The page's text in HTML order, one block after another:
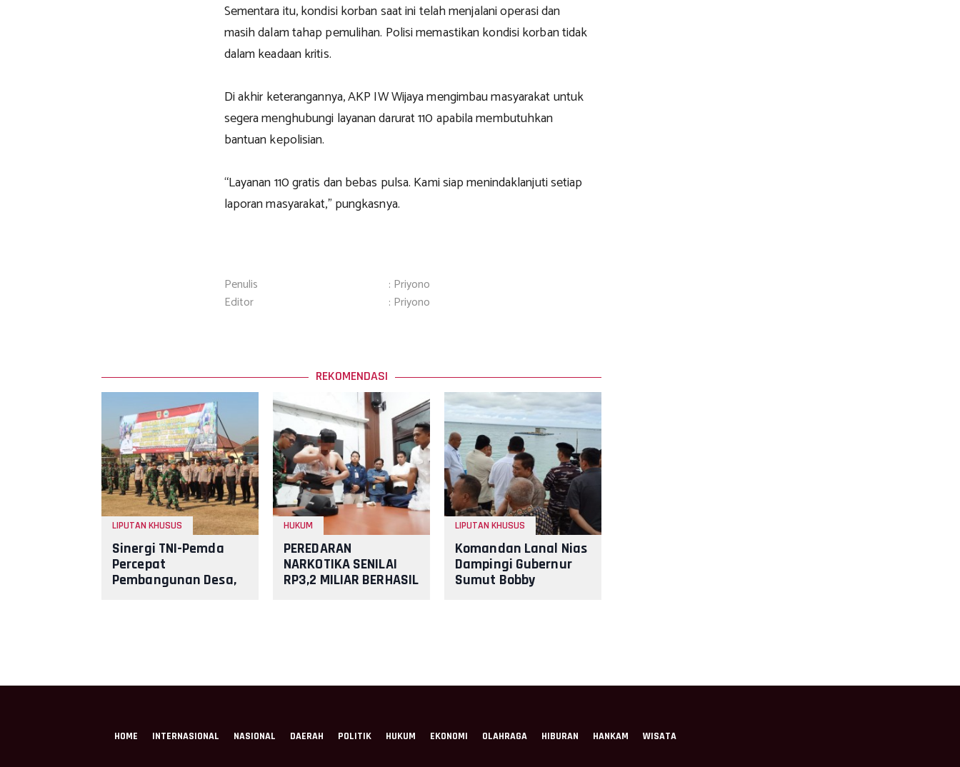
Sementara itu, kondisi korban saat ini telah menjalani operasi dan
masih dalam tahap pemulihan. Polisi memastikan kondisi korban tidak
dalam keadaan kritis.
Di akhir keterangannya, AKP IW Wijaya mengimbau masyarakat untuk
segera menghubungi layanan darurat 110 apabila membutuhkan
bantuan kepolisian.
“Layanan 110 gratis dan bebas pulsa. Kami siap menindaklanjuti setiap
laporan masyarakat,” pungkasnya.
Penulis
: Priyono
Editor
: Priyono
REKOMENDASI
LIPUTAN KHUSUS
Sinergi TNI-Pemda
Percepat
Pembangunan Desa,
HUKUM
PEREDARAN
NARKOTIKA SENILAI
RP3,2 MILIAR BERHASIL
LIPUTAN KHUSUS
Komandan Lanal Nias
Dampingi Gubernur
Sumut Bobby
HOME INTERNASIONAL NASIONAL DAERAH POLITIK HUKUM EKONOMI OLAHRAGA HIBURAN HANKAM WISATA